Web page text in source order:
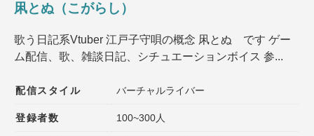
凩とぬ（こがらし）
歌う日記系Vtuber 江戸子守唄の概念 凩とぬ です ゲー
ム配信、歌、雑談日記、シチュエーションボイス 参...
配信スタイル バーチャルライバー
登録者数 100~300人